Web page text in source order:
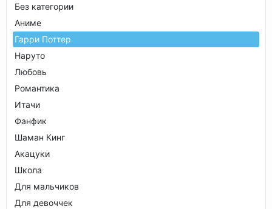
Без категории
Аниме
Гарри Поттер
Наруто
Любовь
Романтика
Итачи
Фанфик
Шаман Кинг
Акацуки
Школа
Для мальчиков
Для девоччек